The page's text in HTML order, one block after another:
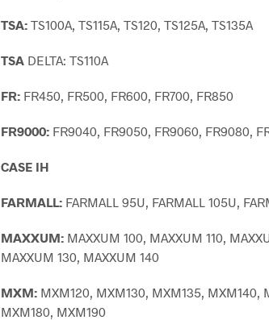
TSA: TS100A, TS115A, TS120, TS125A, TS135A
TSA DELTA: TS110A
FR: FR450, FR500, FR600, FR700, FR850
FR9000: FR9040, FR9050, FR9060, FR9080,
CASE IH
FARMALL: FARMALL 95U, FARMALL 105U,
MAXXUM: MAXXUM 100, MAXXUM 110,
MAXXUM 130, MAXXUM 140
MXM: MXM120, MXM130, MXM135, MXM140,
MXM180, MXM190